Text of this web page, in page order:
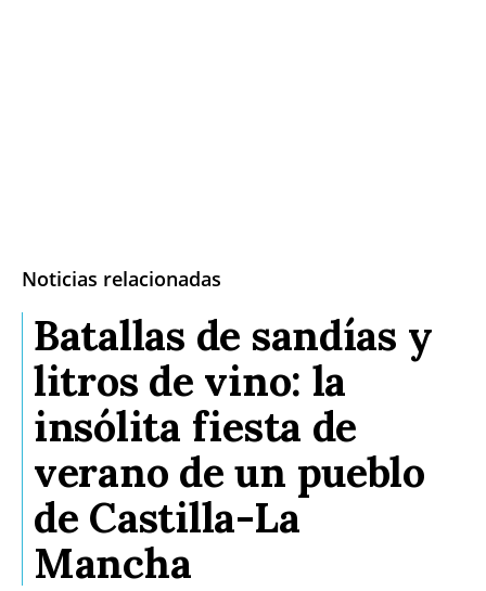
Noticias relacionadas
Batallas de sandías y
litros de vino: la
insólita fiesta de
verano de un pueblo
de Castilla-La
Mancha